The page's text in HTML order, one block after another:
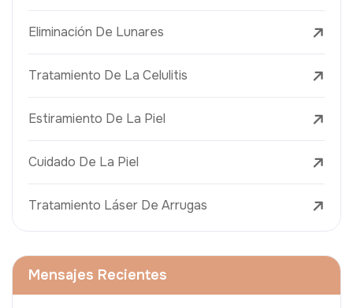
Eliminación De Lunares
Tratamiento De La Celulitis
Estiramiento De La Piel
Cuidado De La Piel
Tratamiento Láser De Arrugas
Mensajes Recientes